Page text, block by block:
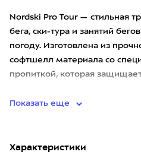
Nordski Pro Tour — стильная
бега, ски-тура и занятий
погоду. Изготовлена из
софтшелл материала со
пропиткой, которая
Показать еще
Характеристики